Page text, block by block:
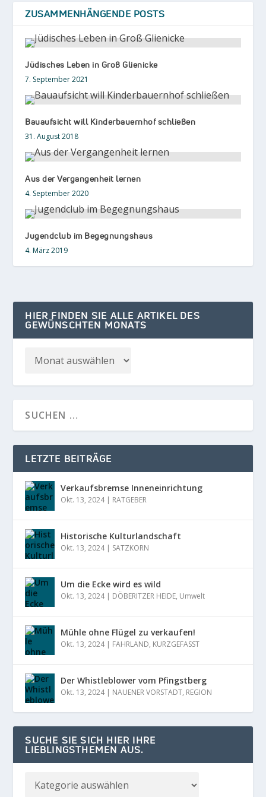
ZUSAMMENHÄNGENDE POSTS
Jüdisches Leben in Groß Glienicke
7. September 2021
Bauaufsicht will Kinderbauernhof schließen
31. August 2018
Aus der Vergangenheit lernen
4. September 2020
Jugendclub im Begegnungshaus
4. März 2019
HIER FINDEN SIE ALLE ARTIKEL DES
GEWÜNSCHTEN MONATS
LETZTE BEITRÄGE
Verkaufsbremse Inneneinrichtung
Okt. 13, 2024| RATGEBER
Historische Kulturlandschaft
Okt. 13, 2024| SATZKORN
Um die Ecke wird es wild
Okt. 13, 2024| DÖBERITZER HEIDE, Umwelt
Mühle ohne Flügel zu verkaufen!
Okt. 13, 2024| FAHRLAND, KURZGEFASST
Der Whistleblower vom Pfingstberg
Okt. 13, 2024| NAUENER VORSTADT, REGION
SUCHE SIE SICH HIER IHRE
LIEBLINGSTHEMEN AUS.